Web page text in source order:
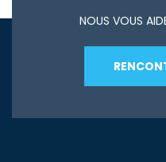
NOUS VOUS